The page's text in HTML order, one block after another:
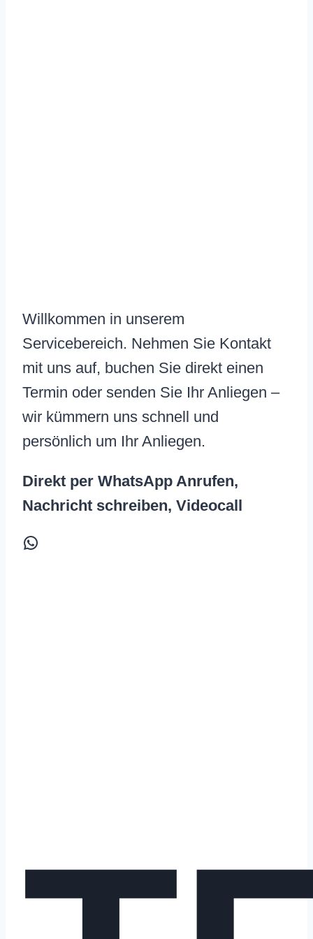
Willkommen in unserem
Servicebereich. Nehmen Sie Kontakt
mit uns auf, buchen Sie direkt einen
Termin oder senden Sie Ihr Anliegen –
wir kümmern uns schnell und
persönlich um Ihr Anliegen.
Direkt per WhatsApp Anrufen,
Nachricht schreiben, Videocall
WhatsApp